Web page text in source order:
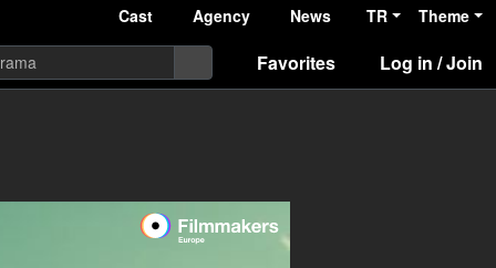
Cast Agency News TR Theme
Favorites Log in / Join